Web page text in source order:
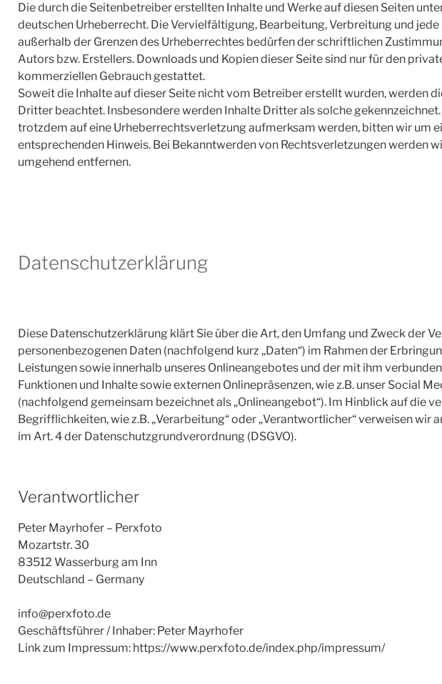
Die durch die Seitenbetreiber erstellten Inhalte und Werke auf diesen Seiten
deutschen Urheberrecht. Die Vervielfältigung, Bearbeitung, Verbreitung und
außerhalb der Grenzen des Urheberrechtes bedürfen der schriftlichen
Autors bzw. Erstellers. Downloads und Kopien dieser Seite sind nur für den
kommerziellen Gebrauch gestattet.
Soweit die Inhalte auf dieser Seite nicht vom Betreiber erstellt wurden, werden
Dritter beachtet. Insbesondere werden Inhalte Dritter als solche
trotzdem auf eine Urheberrechtsverletzung aufmerksam werden, bitten wir um
entsprechenden Hinweis. Bei Bekanntwerden von Rechtsverletzungen werden
umgehend entfernen.
Datenschutzerklärung
Diese Datenschutzerklärung klärt Sie über die Art, den Umfang und Zweck der
personenbezogenen Daten (nachfolgend kurz „Daten“) im Rahmen der
Leistungen sowie innerhalb unseres Onlineangebotes und der mit ihm
Funktionen und Inhalte sowie externen Onlinepräsenzen, wie z.B. unser Social
(nachfolgend gemeinsam bezeichnet als „Onlineangebot“). Im Hinblick auf die
Begrifflichkeiten, wie z.B. „Verarbeitung“ oder „Verantwortlicher“ verweisen wir
im Art. 4 der Datenschutzgrundverordnung (DSGVO).
Verantwortlicher
Peter Mayrhofer – Perxfoto
Mozartstr. 30
83512 Wasserburg am Inn
Deutschland – Germany
info@perxfoto.de
Geschäftsführer / Inhaber: Peter Mayrhofer
Link zum Impressum: https://www.perxfoto.de/index.php/impressum/